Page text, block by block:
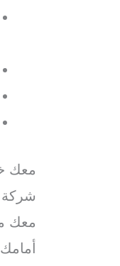
معك
شركة
معك